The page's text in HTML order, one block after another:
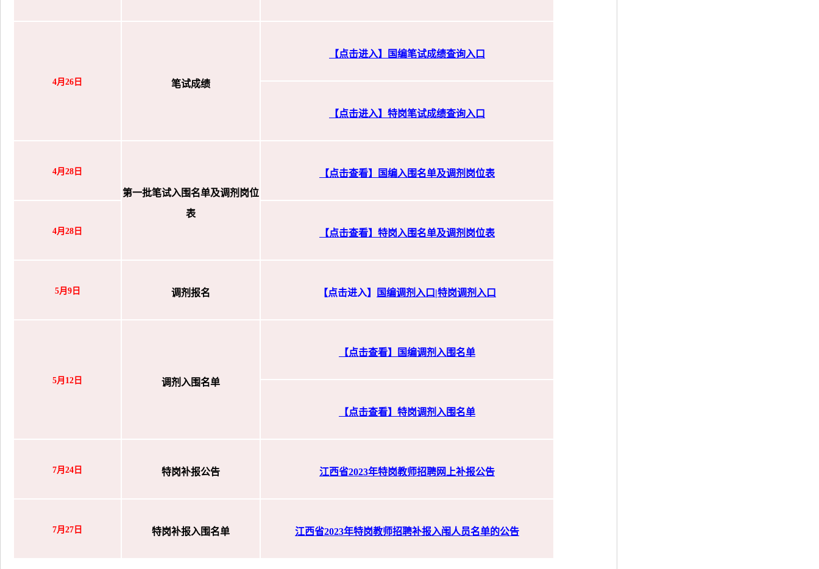
4月26日 笔试成绩
【点击进入】国编笔试成绩查询入口
【点击进入】特岗笔试成绩查询入口
4月28日
第一批笔试入围名单及调剂岗位
表
【点击查看】国编入围名单及调剂岗位表
4月28日 【点击查看】特岗入围名单及调剂岗位表
5月9日 调剂报名 【点击进入】 国编调剂入口 |特岗调剂入口
5月12日 调剂入围名单
【点击查看】 国编调剂入围名单
【点击查看】 特岗调剂入围名单
7月24日 特岗补报公告 江西省2023年特岗教师招聘网上补报公告
7月27日 特岗补报入围名单 江西省2023年特岗教师招聘补报入闱人员名单的公告